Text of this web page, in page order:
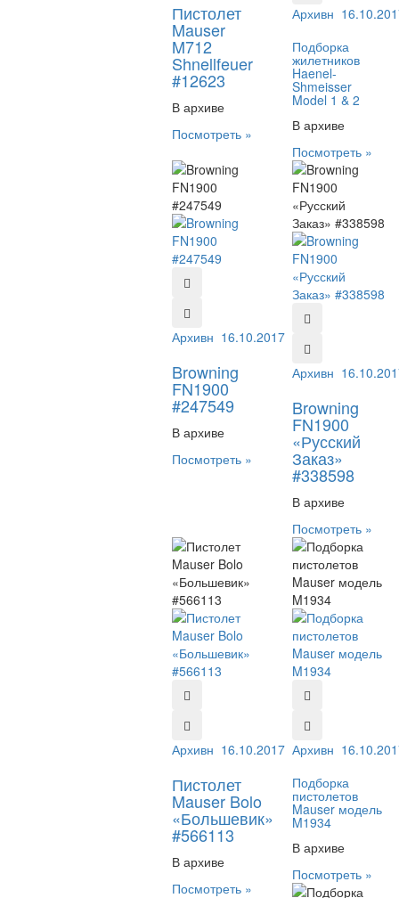
Пистолет
Mauser
M712
Shnellfeuer
#12623
В архиве
Посмотреть »
Архивный №:
Подборка
жилетников
Haenel-
Shmeisser
Model 1 & 2
В архиве
Посмотреть »
Архивный №:247549
16.10.2017
Browning
FN1900
#247549
В архиве
Посмотреть »
Архивный №:
Browning
FN1900
«Русский
Заказ»
#338598
В архиве
Посмотреть »
Архивный №:566113
16.10.2017
Пистолет
Mauser Bolo
«Большевик»
#566113
В архиве
Посмотреть »
Архивный №:
Подборка
пистолетов
Mauser модель
M1934
В архиве
Посмотреть »